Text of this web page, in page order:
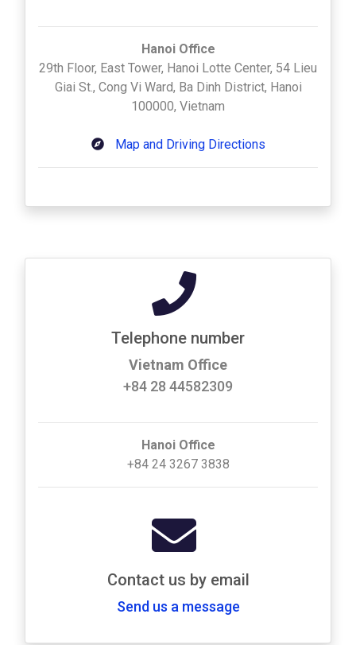
Hanoi Office
29th Floor, East Tower, Hanoi Lotte Center, 54 Lieu
Giai St., Cong Vi Ward, Ba Dinh District, Hanoi
100000, Vietnam
Map and Driving Directions
Telephone number
Vietnam Office
+84 28 44582309
Hanoi Office
+84 24 3267 3838
Contact us by email
Send us a message